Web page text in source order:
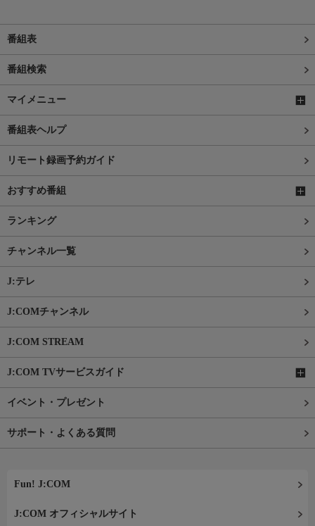
番組表
番組検索
マイメニュー
番組表ヘルプ
リモート録画予約ガイド
おすすめ番組
ランキング
チャンネル一覧
J:テレ
J:COMチャンネル
J:COM STREAM
J:COM TVサービスガイド
イベント・プレゼント
サポート・よくある質問
Fun! J:COM
J:COM オフィシャルサイト